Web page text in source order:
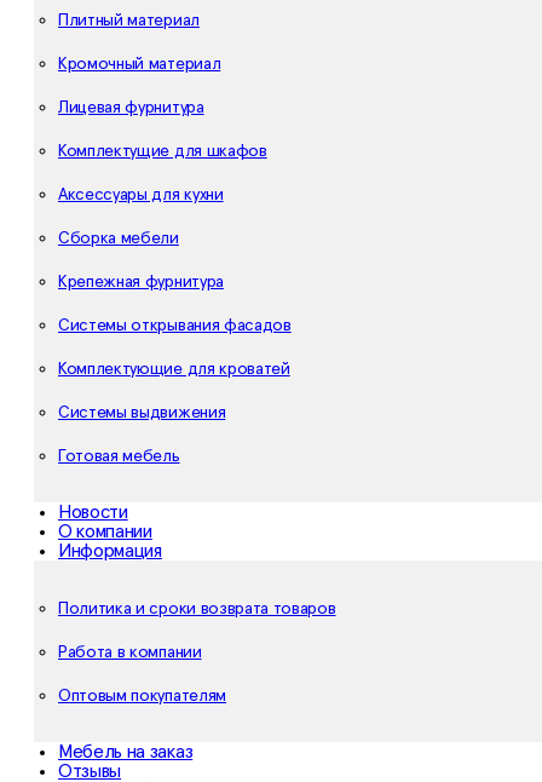
Плитный материал
Кромочный материал
Лицевая фурнитура
Комплектущие для шкафов
Аксессуары для кухни
Сборка мебели
Крепежная фурнитура
Системы открывания фасадов
Комплектующие для кроватей
Системы выдвижения
Готовая мебель
Новости
О компании
Информация
Политика и сроки возврата товаров
Работа в компании
Оптовым покупателям
Мебель на заказ
Отзывы